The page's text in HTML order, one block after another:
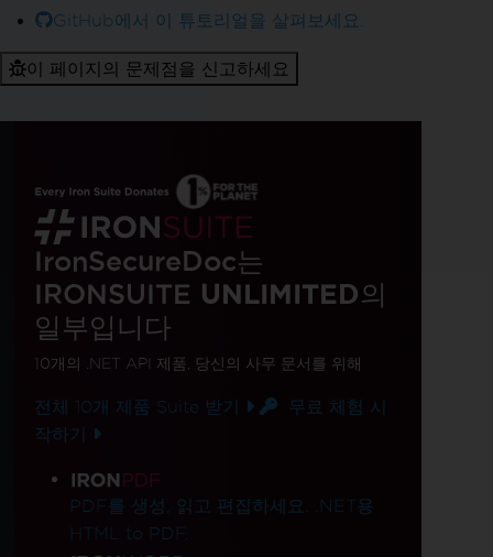
GitHub에서 이 튜토리얼을 살펴보세요.
이 페이지의 문제점을 신고하세요
IronSecureDoc는
IRONSUITE UNLIMITED의
일부입니다
10개의 .NET API 제품 , 당신의 사무 문서를 위해
전체 10개 제품 Suite 받기
무료 체험 시
작하기
제품 링크
PDF를 생성, 읽고 편집하세요. .NET용
HTML to PDF.